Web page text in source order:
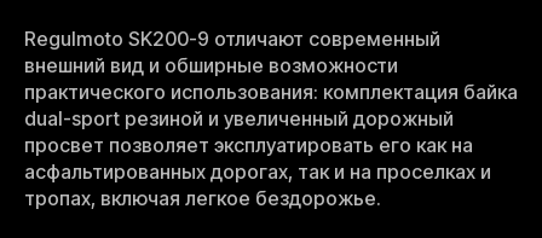
Regulmoto SK200-9 отличают современный
внешний вид и обширные возможности
практического использования: комплектация байка
dual-sport резиной и увеличенный дорожный
просвет позволяет эксплуатировать его как на
асфальтированных дорогах, так и на проселках и
тропах, включая легкое бездорожье.